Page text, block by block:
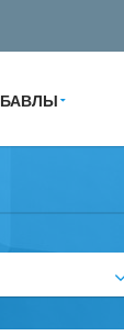
БАВЛЫ